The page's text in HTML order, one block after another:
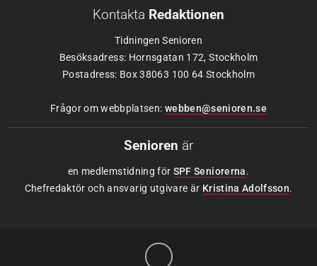
Kontakta Redaktionen
Tidningen Senioren
Besöksadress: Hornsgatan 172, Stockholm
Postadress: Box 38063 100 64 Stockholm
Frågor om webbplatsen: webben@senioren.se
Senioren är
en medlemstidning för SPF Seniorerna.
Chefredaktör och ansvarig utgivare är Kristina Adolfsson.